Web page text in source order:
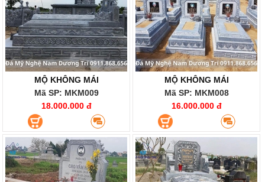
MỘ KHÔNG MÁI
Mã SP: MKM009
18.000.000 đ
MỘ KHÔNG MÁI
Mã SP: MKM008
16.000.000 đ